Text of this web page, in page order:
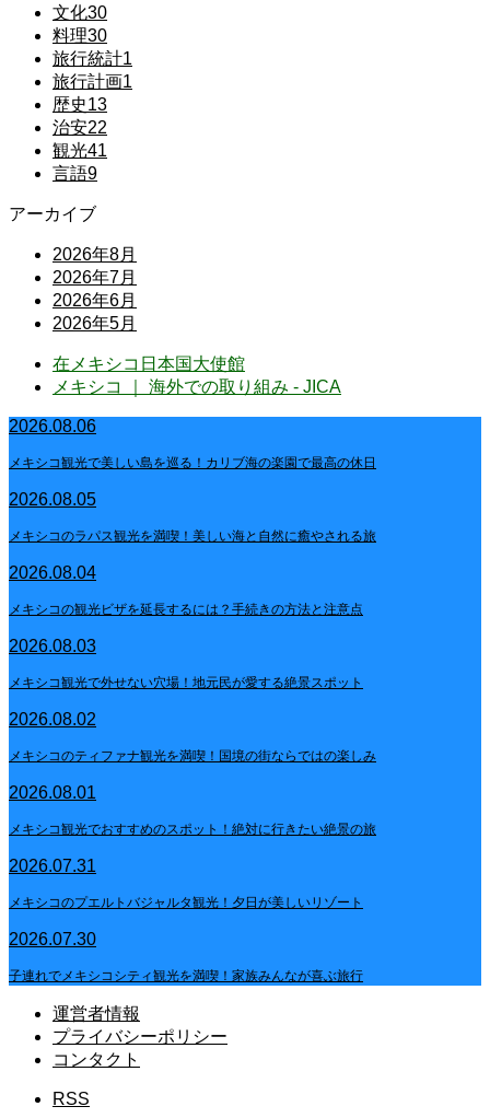
文化30
料理30
旅行統計1
旅行計画1
歴史13
治安22
観光41
言語9
アーカイブ
2026年8月
2026年7月
2026年6月
2026年5月
在メキシコ日本国大使館
メキシコ ｜ 海外での取り組み - JICA
2026.08.06
メキシコ観光で美しい島を巡る！カリブ海の楽園で最高の休日
2026.08.05
メキシコのラパス観光を満喫！美しい海と自然に癒やされる旅
2026.08.04
メキシコの観光ビザを延長するには？手続きの方法と注意点
2026.08.03
メキシコ観光で外せない穴場！地元民が愛する絶景スポット
2026.08.02
メキシコのティファナ観光を満喫！国境の街ならではの楽しみ
2026.08.01
メキシコ観光でおすすめのスポット！絶対に行きたい絶景の旅
2026.07.31
メキシコのプエルトバジャルタ観光！夕日が美しいリゾート
2026.07.30
子連れでメキシコシティ観光を満喫！家族みんなが喜ぶ旅行
運営者情報
プライバシーポリシー
コンタクト
RSS